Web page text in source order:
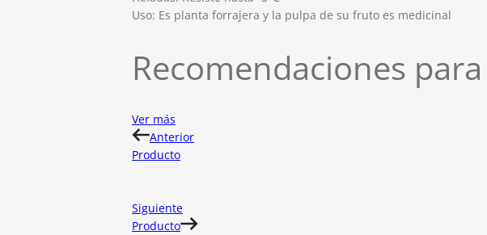
Uso: Es planta forrajera y la pulpa de su fruto es medicinal
Recomendaciones
Ver más
Anterior
Producto
Siguiente
Producto